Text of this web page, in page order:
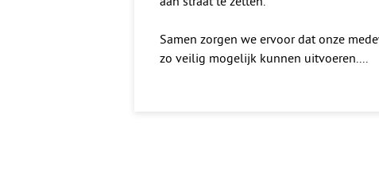
Samen zorgen we ervoor dat onze
zo veilig mogelijk kunnen uitvoeren.